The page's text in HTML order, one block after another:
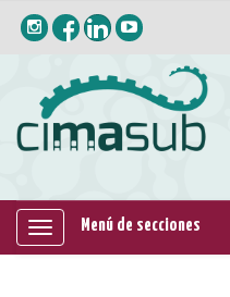
Mostrar/ocultar
Menú de secciones